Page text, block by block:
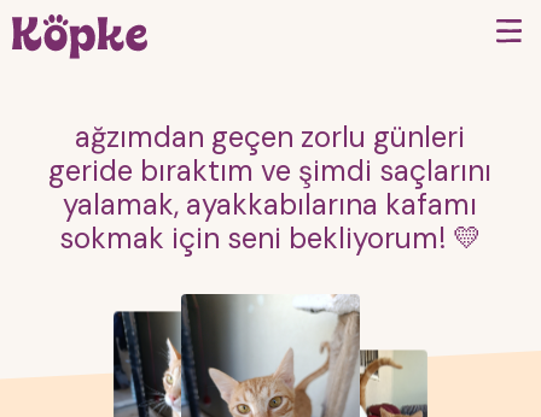
ağzımdan geçen zorlu günleri
geride bıraktım ve şimdi saçlarını
yalamak, ayakkabılarına kafamı
sokmak için seni bekliyorum! 💛